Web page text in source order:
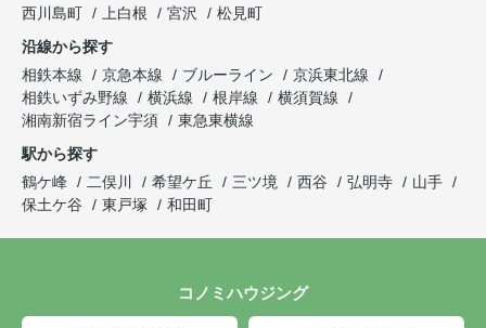
西川島町
上白根 宮沢
松見町
沿線から探す
相鉄本線
京急本線 ブルーライン
京浜東北線
相鉄いずみ野線
横浜線 根岸線
横須賀線
湘南新宿ライン宇須
東急東横線
駅から探す
鶴ケ峰
二俣川 希望ケ丘 三ツ境 西谷 弘明寺
山手
保土ケ谷
東戸塚 和田町
コノミハウジング